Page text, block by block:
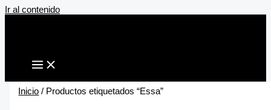
Ir al contenido
Inicio / Productos etiquetados “Essa”